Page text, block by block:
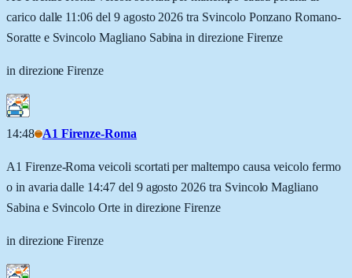
carico dalle 11:06 del 9 agosto 2026 tra Svincolo Ponzano Romano-
Soratte e Svincolo Magliano Sabina in direzione Firenze
in direzione Firenze
14:48 A1 Firenze-Roma
A1 Firenze-Roma veicoli scortati per maltempo causa veicolo fermo
o in avaria dalle 14:47 del 9 agosto 2026 tra Svincolo Magliano
Sabina e Svincolo Orte in direzione Firenze
in direzione Firenze